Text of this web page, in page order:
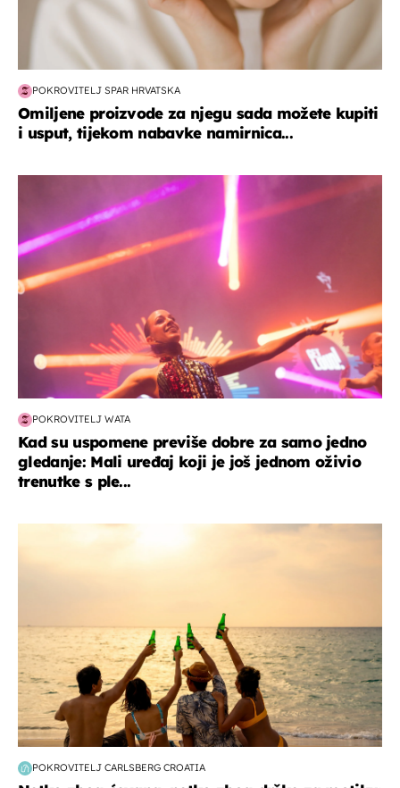
POKROVITELJ SPAR HRVATSKA
Omiljene proizvode za njegu sada možete kupiti
i usput, tijekom nabavke namirnica...
POKROVITELJ WATA
Kad su uspomene previše dobre za samo jedno
gledanje: Mali uređaj koji je još jednom oživio
trenutke s ple...
POKROVITELJ CARLSBERG CROATIA